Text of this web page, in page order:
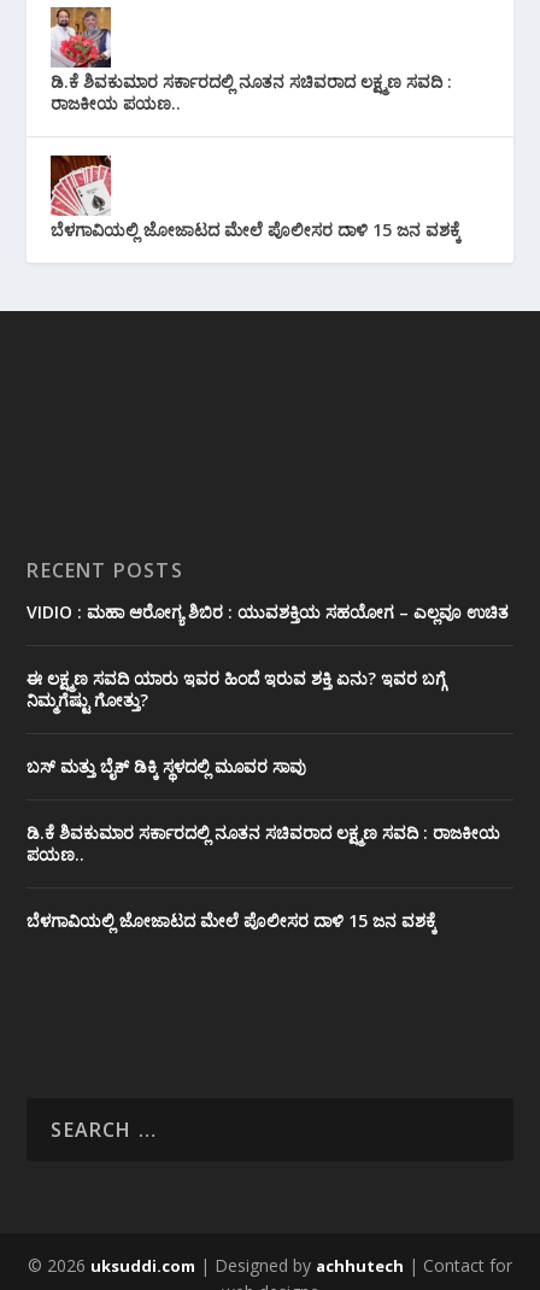
ಡಿ.ಕೆ ಶಿವಕುಮಾರ ಸರ್ಕಾರದಲ್ಲಿ ನೂತನ ಸಚಿವರಾದ ಲಕ್ಷ್ಮಣ ಸವದಿ :
ರಾಜಕೀಯ ಪಯಣ..
ಬೆಳಗಾವಿಯಲ್ಲಿ ಜೋಜಾಟದ ಮೇಲೆ ಪೊಲೀಸರ ದಾಳಿ 15 ಜನ ವಶಕ್ಕೆ
RECENT POSTS
VIDIO : ಮಹಾ ಆರೋಗ್ಯ ಶಿಬಿರ : ಯುವಶಕ್ತಿಯ ಸಹಯೋಗ – ಎಲ್ಲವೂ ಉಚಿತ
ಈ ಲಕ್ಷ್ಮಣ ಸವದಿ ಯಾರು ಇವರ ಹಿಂದೆ ಇರುವ ಶಕ್ತಿ ಏನು? ಇವರ ಬಗ್ಗೆ
ನಿಮ್ಮಗೆಷ್ಟು ಗೋತ್ತು?
ಬಸ್ ಮತ್ತು ಬೈಕ್ ಡಿಕ್ಕಿ ಸ್ಥಳದಲ್ಲಿ ಮೂವರ ಸಾವು
ಡಿ.ಕೆ ಶಿವಕುಮಾರ ಸರ್ಕಾರದಲ್ಲಿ ನೂತನ ಸಚಿವರಾದ ಲಕ್ಷ್ಮಣ ಸವದಿ : ರಾಜಕೀಯ
ಪಯಣ..
ಬೆಳಗಾವಿಯಲ್ಲಿ ಜೋಜಾಟದ ಮೇಲೆ ಪೊಲೀಸರ ದಾಳಿ 15 ಜನ ವಶಕ್ಕೆ
© 2026 uksuddi.com | Designed by achhutech | Contact for